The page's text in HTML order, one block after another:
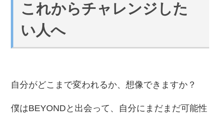
これからチャレンジした
い人へ
自分がどこまで変われるか、想像できますか？
僕はBEYONDと出会って、自分にまだまだ可能性